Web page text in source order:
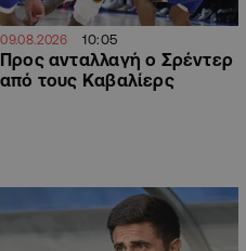
09.08.2026 10:05
Προς ανταλλαγή ο Σρέντερ
από τους Καβαλίερς